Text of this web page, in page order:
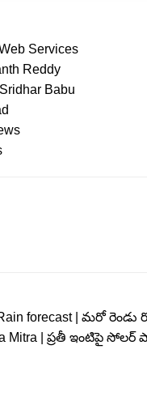
Services
Reddy
Babu
forecast | మరో రెండు
Mitra | ప్ర‌తీ ఇంటిపై